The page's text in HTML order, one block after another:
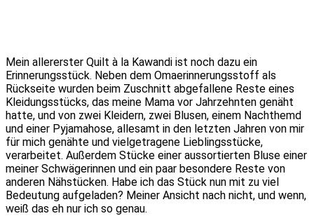
Mein allererster Quilt à la Kawandi ist noch dazu ein
Erinnerungsstück. Neben dem Omaerinnerungsstoff als
Rückseite wurden beim Zuschnitt abgefallene Reste eines
Kleidungsstücks, das meine Mama vor Jahrzehnten genäht
hatte, und von zwei Kleidern, zwei Blusen, einem Nachthemd
und einer Pyjamahose, allesamt in den letzten Jahren von mir
für mich genähte und vielgetragene Lieblingsstücke,
verarbeitet. Außerdem Stücke einer aussortierten Bluse einer
meiner Schwägerinnen und ein paar besondere Reste von
anderen Nähstücken. Habe ich das Stück nun mit zu viel
Bedeutung aufgeladen? Meiner Ansicht nach nicht, und wenn,
weiß das eh nur ich so genau.